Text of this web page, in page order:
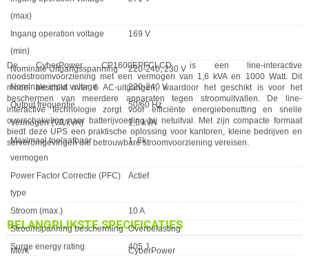
De CyberPower CP1600EPFCLCD is een line-interactive
noodstroomvoorziening met een vermogen van 1,6 kVA en 1000 Watt. Dit
model beschikt over 6 AC-uitgangen, waardoor het geschikt is voor het
beschermen van meerdere apparaten tegen stroomuitvallen. De line-
interactive technologie zorgt voor efficiënte energiebenutting en snelle
overschakeling naar batterijvoeding bij netuitval. Met zijn compacte formaat
biedt deze UPS een praktische oplossing voor kantoren, kleine bedrijven en
serveromgevingen die betrouwbare stroomvoorziening vereisen.
BELANGRIJKSTE SPECIFICATIES
Eigenschap Waarde
Merk
CyberPower
(max)
Ingang operation voltage
(min)
169 V
Nominale Uitgangsspanning
220-240, 230 V
Nominale input voltage
220-240 V
Output frequentie
50/60 Hz
Vermogen (VA/kVA)
1,6 kVA
Maximaal toelaatbaar
vermogen
1, 6k
Power Factor Correctie (PFC)
type
Actief
Stroom (max.)
10 A
Stroomspanning bescherming Overbelasting
Surge energy rating
405 J